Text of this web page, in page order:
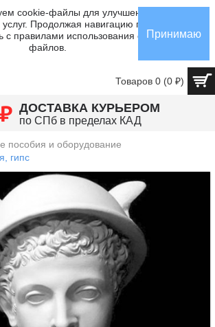
cookie-файлы для улучшения
Продолжая навигацию по сайту,
с правилами использования cookie-
файлов.
Принимаю
Товаров 0 (0 ₽)
₽ ДОСТАВКА КУРЬЕРОМ
по СПб в пределах КАД
пособия и оборудование
гипс